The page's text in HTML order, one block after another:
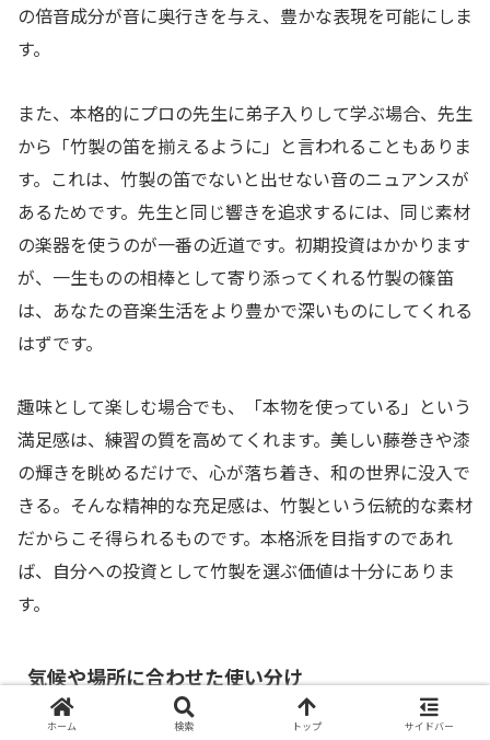
の倍音成分が音に奥行きを与え、豊かな表現を可能にしま
す。
また、本格的にプロの先生に弟子入りして学ぶ場合、先生
から「竹製の笛を揃えるように」と言われることもありま
す。これは、竹製の笛でないと出せない音のニュアンスが
あるためです。先生と同じ響きを追求するには、同じ素材
の楽器を使うのが一番の近道です。初期投資はかかります
が、一生ものの相棒として寄り添ってくれる竹製の篠笛
は、あなたの音楽生活をより豊かで深いものにしてくれる
はずです。
趣味として楽しむ場合でも、「本物を使っている」という
満足感は、練習の質を高めてくれます。美しい藤巻きや漆
の輝きを眺めるだけで、心が落ち着き、和の世界に没入で
きる。そんな精神的な充足感は、竹製という伝統的な素材
だからこそ得られるものです。本格派を目指すのであれ
ば、自分への投資として竹製を選ぶ価値は十分にありま
す。
気候や場所に合わせた使い分け
ホーム 検索 トップ サイドバー